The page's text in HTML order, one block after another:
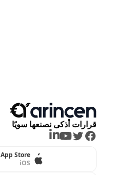
قرارات أذكى نصنعها سويًا
Facebook
Twitter
Youtube
LinkedIn
App Store
iOS